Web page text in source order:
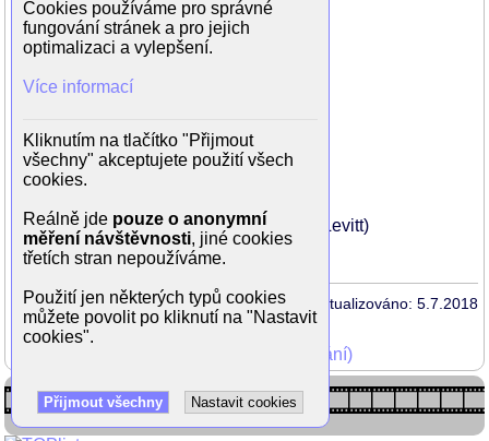
Stacey Turner (moderátor)
Sam Catlin (moderátor)
Guy Fieri (Guy Fieri)
Alan Blumenfeld (izraelský premiér)
Steve Chang (North Korean Soldier)
Curt Clendenin (Surprise Partygoer)
David Diaan (Palestinian President)
Joseph Gordon-Levitt (Joseph Gordon-Levitt)
...
Aktualizováno: 5.7.2018
Mohli jste vidět v TV (zobrazit starší vysílání)
Cookies používáme pro správné
fungování stránek a pro jejich
optimalizaci a vylepšení.
Více informací
Kliknutím na tlačítko "Přijmout
všechny" akceptujete použití všech
cookies.
Reálně jde pouze o anonymní
měření návštěvnosti, jiné cookies
třetích stran nepoužíváme.
Použití jen některých typů cookies
můžete povolit po kliknutí na "Nastavit
cookies".
Přijmout všechny Nastavit cookies